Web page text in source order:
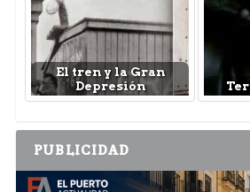
El tren y la Gran
Depresión
PUBLICIDAD